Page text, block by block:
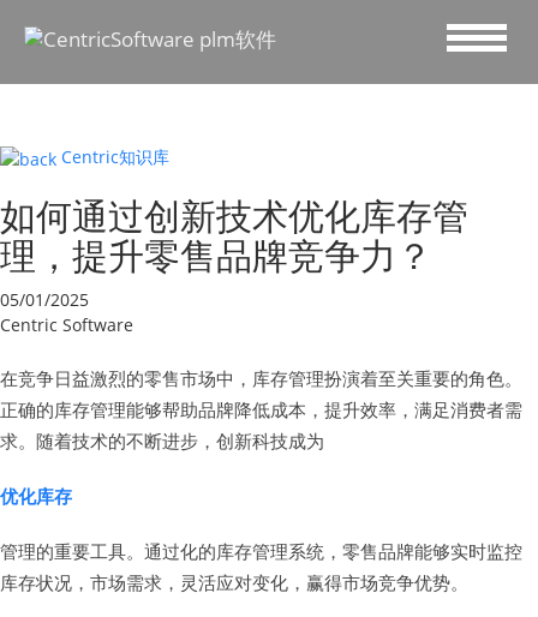
Centric知识库
如何通过创新技术优化库存管
理，提升零售品牌竞争力？
05/01/2025
Centric Software
在竞争日益激烈的零售市场中，库存管理扮演着至关重要的角色。
正确的库存管理能够帮助品牌降低成本，提升效率，满足消费者需
求。随着技术的不断进步，创新科技成为
优化库存
管理的重要工具。通过化的库存管理系统，零售品牌能够实时监控
库存状况，市场需求，灵活应对变化，赢得市场竞争优势。